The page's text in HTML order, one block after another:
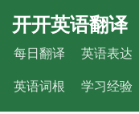
开开英语翻译
每日翻译 英语表达
英语词根 学习经验